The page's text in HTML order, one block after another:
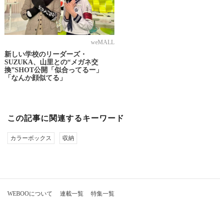
weMALL
新しい学校のリーダーズ・
SUZUKA、山里との“メガネ交
換”SHOT公開「似合ってるー」
「なんか顔似てる」
この記事に関連するキーワード
カラーボックス 収納
WEBOOについて 連載一覧 特集一覧